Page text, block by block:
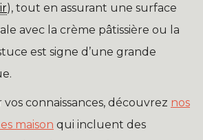
), tout en assurant une surface
avec la crème pâtissière ou la
est signe d’une grande
connaissances, découvrez nos
maison qui incluent des